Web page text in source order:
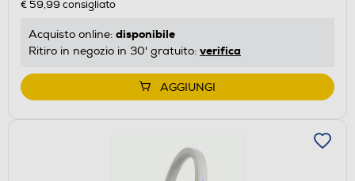
€ 59,99 consigliato
Acquisto online: disponibile
Ritiro in negozio in 30' gratuito: verifica
AGGIUNGI